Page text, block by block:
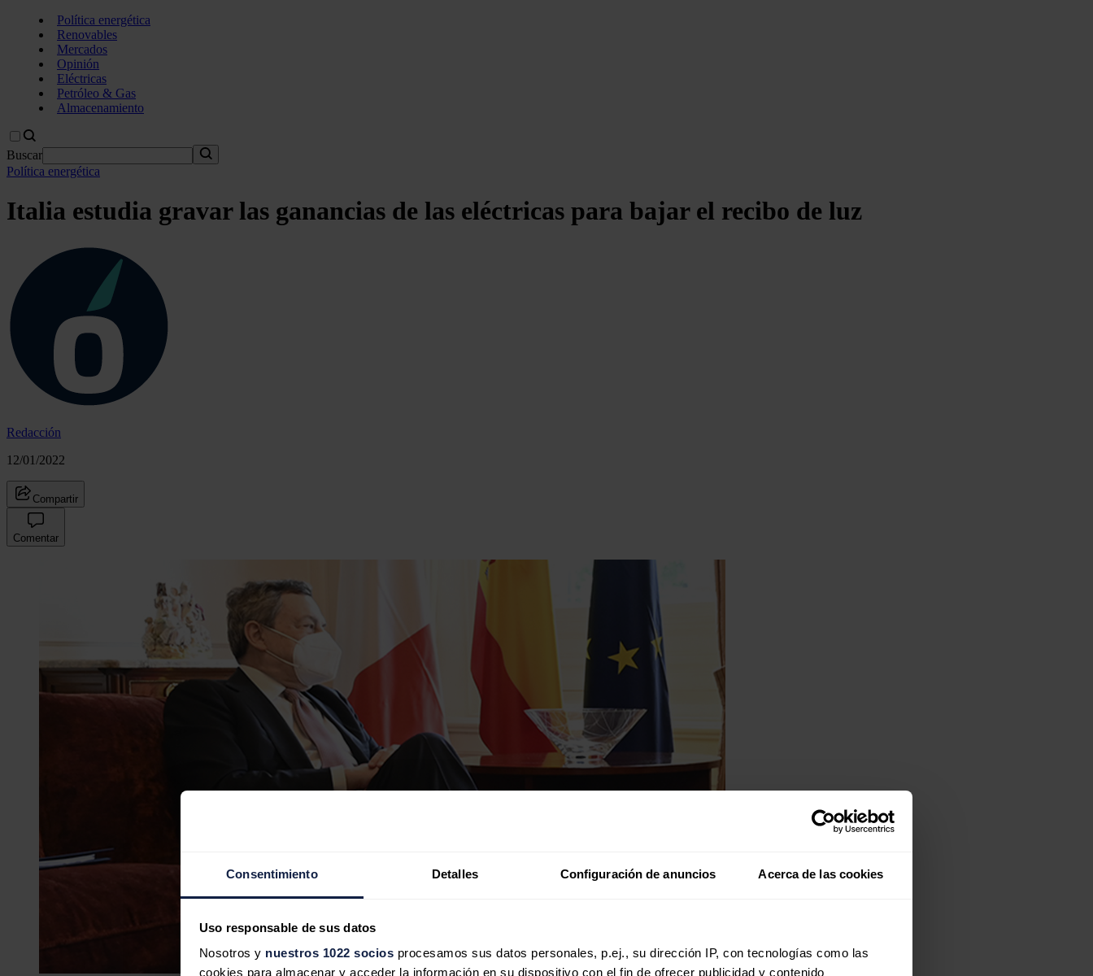
Consentimiento Detalles Configuración de anuncios Acerca de las cookies
Uso responsable de sus datos
Nosotros y nuestros 1022 socios procesamos sus datos personales, p.ej., su dirección IP, con tecnologías como las
cookies para almacenar y acceder la información en su dispositivo con el fin de ofrecer publicidad y contenido
Política energética
Renovables
Mercados
Opinión
Eléctricas
Petróleo & Gas
Almacenamiento
Buscar
Política energética
Italia estudia gravar las ganancias de las eléctricas para bajar el recibo de luz
Redacción
12/01/2022
Compartir
Comentar